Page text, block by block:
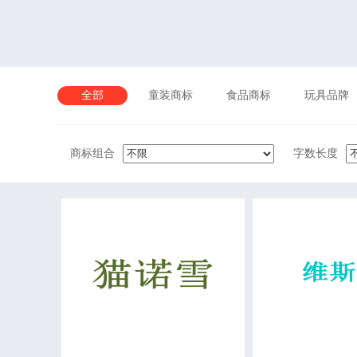
全部 童装商标 食品商标 玩具品牌
商标组合 字数长度